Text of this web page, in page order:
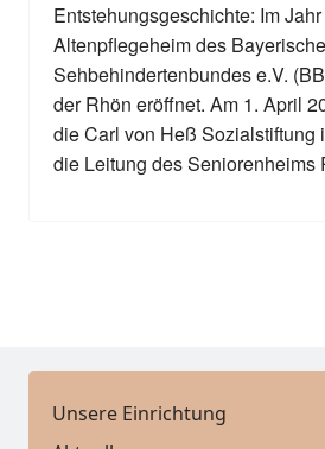
Entstehungsgeschichte: Im
Altenpflegeheim des
Sehbehindertenbundes e.V.
der Rhön eröffnet. Am 1. April
die Carl von Heß Sozialstiftung
die Leitung des Seniorenheims
Unsere Einrichtung